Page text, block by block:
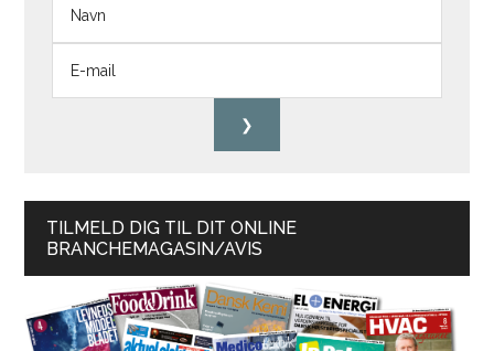
TILMELD DIG TIL DIT ONLINE
BRANCHEMAGASIN/AVIS